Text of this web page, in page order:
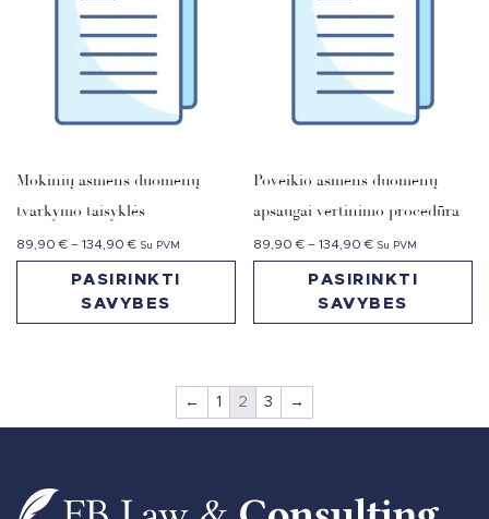
Mokinių asmens duomenų
tvarkymo taisyklės
89,90€ – 134,90€ Su PVM
PASIRINKTI
SAVYBES
Poveikio asmens duomenų
apsaugai vertinimo procedūra
89,90€ – 134,90€ Su PVM
PASIRINKTI
SAVYBES
← 1 2 3 →